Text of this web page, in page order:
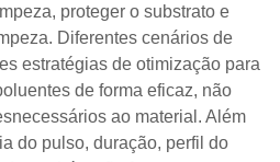
proteger o substrato e
Diferentes cenários de
estratégias de otimização para
de forma eficaz, não
ao material. Além
do pulso, duração, perfil do